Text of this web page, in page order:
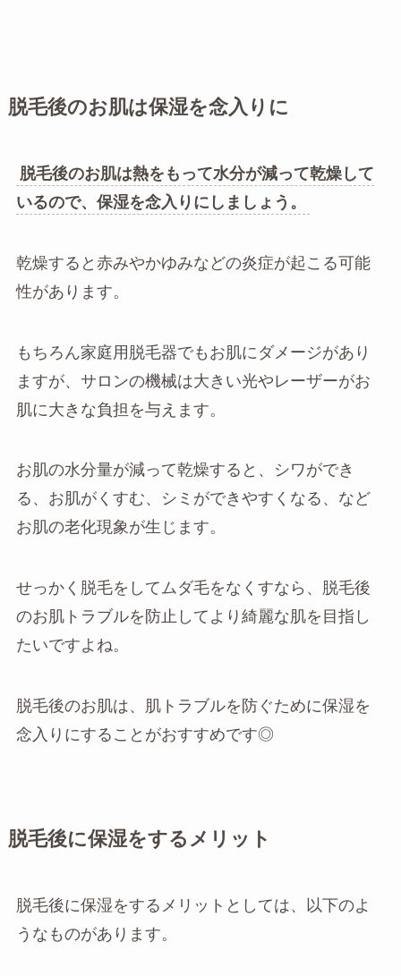
脱毛後のお肌は保湿を念入りに
脱毛後のお肌は熱をもって水分が減って乾燥して
いるので、保湿を念入りにしましょう。
乾燥すると赤みやかゆみなどの炎症が起こる可能
性があります。
もちろん家庭用脱毛器でもお肌にダメージがあり
ますが、サロンの機械は大きい光やレーザーがお
肌に大きな負担を与えます。
お肌の水分量が減って乾燥すると、シワができ
る、お肌がくすむ、シミができやすくなる、など
お肌の老化現象が生じます。
せっかく脱毛をしてムダ毛をなくすなら、脱毛後
のお肌トラブルを防止してより綺麗な肌を目指し
たいですよね。
脱毛後のお肌は、肌トラブルを防ぐために保湿を
念入りにすることがおすすめです◎
脱毛後に保湿をするメリット
脱毛後に保湿をするメリットとしては、以下のよ
うなものがあります。